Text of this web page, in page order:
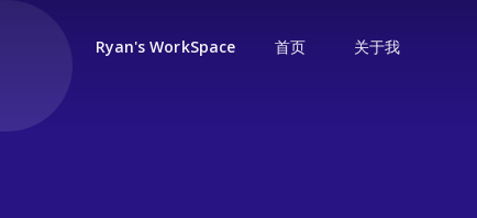
Ryan's WorkSpace 首页 关于我